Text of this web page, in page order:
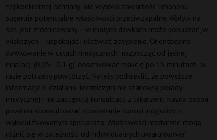
tej konkretnej odmiany, ale wysoka zawartość limonenu
sugeruje potencjalne właściwości przeciwzapalne. Wpływ na
sen jest zróżnicowany – w małych dawkach może pobudzać, w
większych – uspokajać i ułatwiać zasypianie. Orientacyjne
dawkowanie w celach medycznych: rozpocząć od jednej
inhalacji (0,05–0,1 g), obserwować reakcję po 15 minutach, w
razie potrzeby powtórzyć. Należy podkreślić, że powyższe
informacje o działaniu leczniczym nie stanowią porady
medycznej i nie zastępują konsultacji z lekarzem. Każda osoba
powinna skonsultować stosowanie konopi indyjskich z
wykwalifikowanym specjalistą. Właściwości medyczne mogą
różnić się w zależności od indywidualnych uwarunkowań